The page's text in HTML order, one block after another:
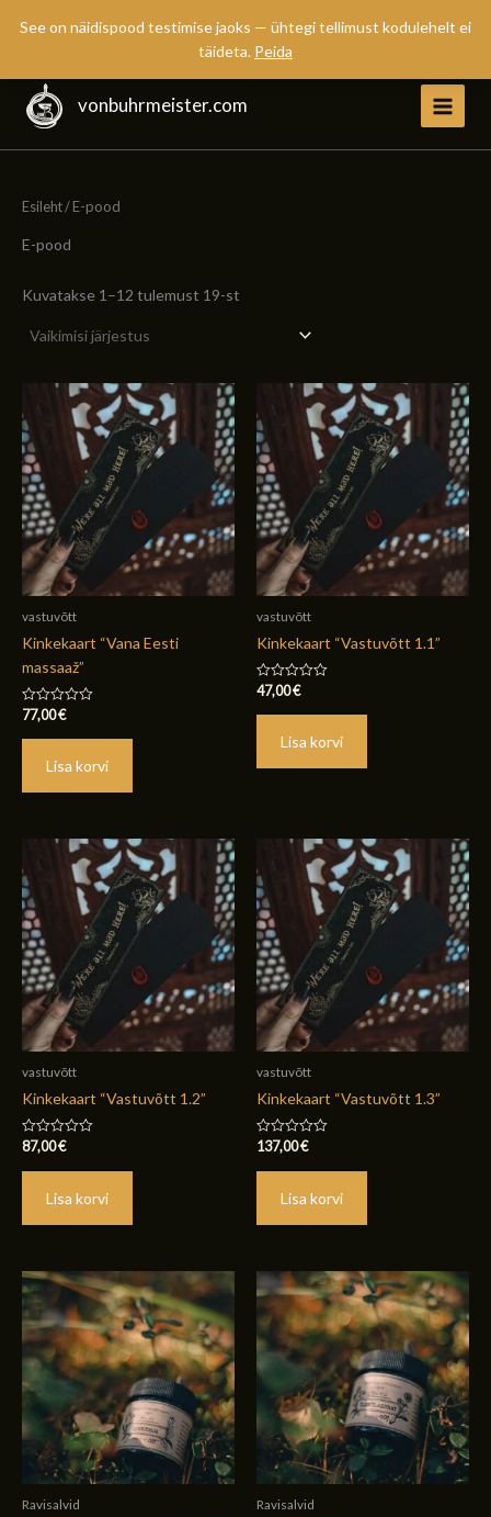
See on näidispood testimise jaoks — ühtegi tellimust kodulehelt ei
täideta. Peida
content
vonbuhrmeister.com
Main
Esileht/ E-pood
E-pood
Kuvatakse 1–12 tulemust 19-st
vastuvõtt
Kinkekaart “Vana Eesti
massaaž”
Hinnanguga
/
77,00€
Lisa korvi
vastuvõtt
Kinkekaart “Vastuvõtt 1.1”
Hinnanguga
/
47,00€
Lisa korvi
vastuvõtt
Kinkekaart “Vastuvõtt 1.2”
Hinnanguga
/
87,00€
Lisa korvi
vastuvõtt
Kinkekaart “Vastuvõtt 1.3”
Hinnanguga
/
137,00€
Lisa korvi
Ravisalvid Ravisalvid